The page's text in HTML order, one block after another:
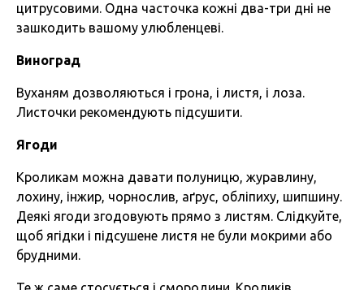
цитрусовими. Одна часточка кожні два-три дні не
зашкодить вашому улюбленцеві.
Виноград
Вуханям дозволяються і грона, і листя, і лоза.
Листочки рекомендують підсушити.
Ягоди
Кроликам можна давати полуницю, журавлину,
лохину, інжир, чорнослив, аґрус, обліпиху, шипшину.
Деякі ягоди згодовують прямо з листям. Слідкуйте,
щоб ягідки і підсушене листя не були мокрими або
брудними.